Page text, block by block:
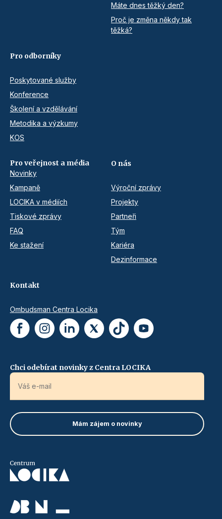
Máte dnes těžký den?
Proč je změna někdy tak
těžká?
Pro odborníky
Poskytované služby
Konference
Školení a vzdělávání
Metodika a výzkumy
KOS
Pro veřejnost a média
Novinky
Kampaně
LOCIKA v médiích
Tiskové zprávy
FAQ
Ke stažení
O nás
Výroční zprávy
Projekty
Partneři
Tým
Kariéra
Dezinformace
Kontakt
Ombudsman Centra Locika
Chci odebírat novinky z Centra LOCIKA